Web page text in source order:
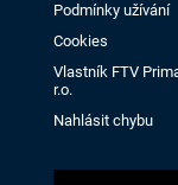
Podmínky užívání
Cookies
Vlastník FTV
r.o.
Nahlásit chybu